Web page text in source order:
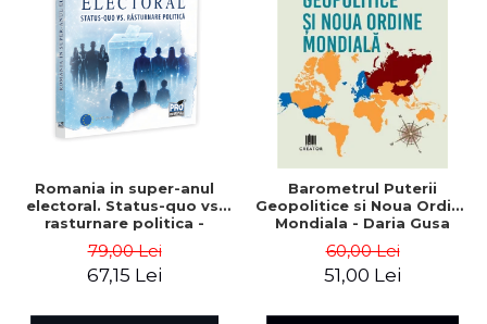
ADMINISTRATIVE
ȘTIINȚE ECONOMICE
ȘTIINȚE EXACTE
EDUCAȚIE FIZICĂ ȘI SPORT
PREUNIVERSITARIA
ÎN CURS DE APARIȚIE
NOUTĂȚI
PACHETE DE STUDIU
PROMOȚIILE LUNII
ULTIMELE EXEMPLARE
Cum Cumpăr
Livrare
Politica de Retur
Formular de Retur
Romania in super-anul
electoral. Status-quo vs.
rasturnare politica -
Buti
79,00 Lei
67,15 Lei
Barometrul Puterii
Geopolitice si Noua Ordine
Mondiala - Daria Gusa
60,00 Lei
51,00 Lei